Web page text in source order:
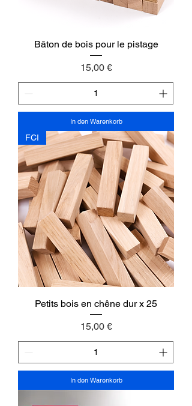
Bâton de bois pour le pistage
Preis
15,00 €
In den Warenkorb
FCI
Petits bois en chêne dur x 25
Preis
15,00 €
In den Warenkorb